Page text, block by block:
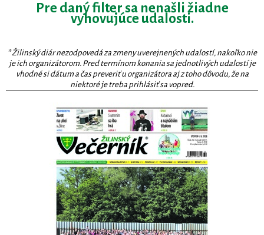
Pre daný filter sa nenašli žiadne
vyhovujúce udalosti.
* Žilinský diár nezodpovedá za zmeny uverejnených udalostí, nakoľko nie
je ich organizátorom. Pred termínom konania sa jednotlivých udalostí je
vhodné si dátum a čas preveriť u organizátora aj z toho dôvodu, že na
niektoré je treba prihlásiť sa vopred.